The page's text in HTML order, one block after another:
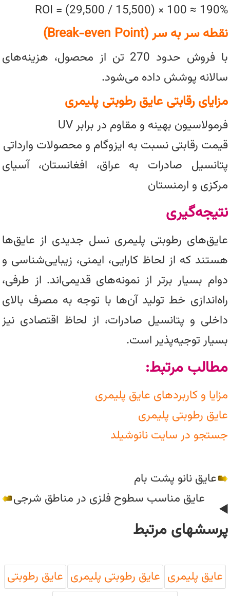
ROI = (29,500 / 15,500) × 100 ≈ 190%
نقطه سر به سر (Break-even Point)
با فروش حدود 270 تن از محصول، هزینه‌های
سالانه پوشش داده می‌شود.
مزایای رقابتی عایق رطوبتی پلیمری
فرمولاسیون بهینه و مقاوم در برابر UV
قیمت رقابتی نسبت به ایزوگام و محصولات وارداتی
پتانسیل صادرات به عراق، افغانستان، آسیای
مرکزی و ارمنستان
نتیجه‌گیری
عایق‌های رطوبتی پلیمری نسل جدیدی از عایق‌ها
هستند که از لحاظ کارایی، ایمنی، زیبایی‌شناسی و
دوام بسیار برتر از نمونه‌های قدیمی‌اند. از طرفی،
راه‌اندازی خط تولید آن‌ها با توجه به مصرف بالای
داخلی و پتانسیل صادرات، از لحاظ اقتصادی نیز
بسیار توجیه‌پذیر است.
مطالب مرتبط:
مزایا و کاربردهای عایق پلیمری
عایق رطوبتی پلیمری
جستجو در سایت نانوشیلد
عایق نانو پشت بام
عایق مناسب سطوح فلزی در مناطق شرجی
پرسشهای مرتبط
عایق پلیمری عایق رطوبتی پلیمری عایق رطوبتی